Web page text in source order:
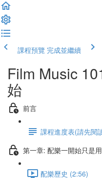
課程預覽 完成並繼續
Film Music
始
前言
課程進度表(請先閱
第一章: 配樂一開始只是
配樂歷史 (2:56)